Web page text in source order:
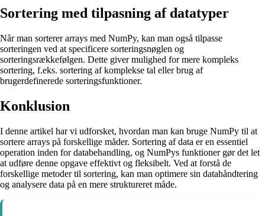
Sortering med tilpasning af datatyper
Når man sorterer arrays med NumPy, kan man også tilpasse
sorteringen ved at specificere sorteringsnøglen og
sorteringsrækkefølgen. Dette giver mulighed for mere kompleks
sortering, f.eks. sortering af komplekse tal eller brug af
brugerdefinerede sorteringsfunktioner.
Konklusion
I denne artikel har vi udforsket, hvordan man kan bruge NumPy til at
sortere arrays på forskellige måder. Sortering af data er en essentiel
operation inden for databehandling, og NumPys funktioner gør det let
at udføre denne opgave effektivt og fleksibelt. Ved at forstå de
forskellige metoder til sortering, kan man optimere sin datahåndtering
og analysere data på en mere struktureret måde.